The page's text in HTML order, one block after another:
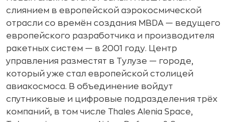
слиянием в европейской аэрокосмической
отрасли со времён создания MBDA — ведущего
европейского разработчика и производителя
ракетных систем — в 2001 году. Центр
управления разместят в Тулузе — городе,
который уже стал европейской столицей
авиакосмоса. В объединение войдут
спутниковые и цифровые подразделения трёх
компаний, в том числе Thales Alenia Space,